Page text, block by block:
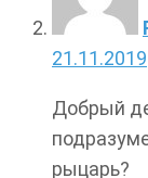
21.11.2019
Добрый
рыцарь?